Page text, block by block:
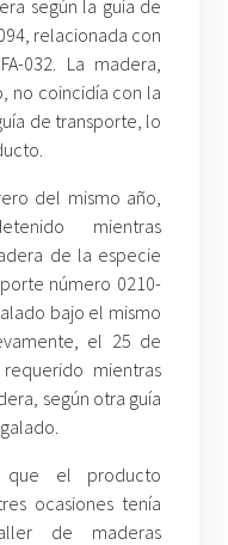
según la guía de
relacionada con
032. La madera,
no coincidía con la
de transporte, lo
del mismo año,
mientras
de la especie
número 0210-
bajo el mismo
el 25 de
mientras
según otra guía
que el producto
ocasiones tenía
de maderas